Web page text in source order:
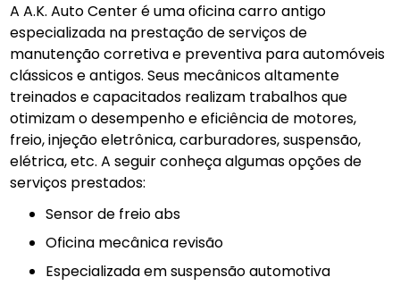
A A.K. Auto Center é uma oficina carro antigo
especializada na prestação de serviços de
manutenção corretiva e preventiva para automóveis
clássicos e antigos. Seus mecânicos altamente
treinados e capacitados realizam trabalhos que
otimizam o desempenho e eficiência de motores,
freio, injeção eletrônica, carburadores, suspensão,
elétrica, etc. A seguir conheça algumas opções de
serviços prestados:
Sensor de freio abs
Oficina mecânica revisão
Especializada em suspensão automotiva